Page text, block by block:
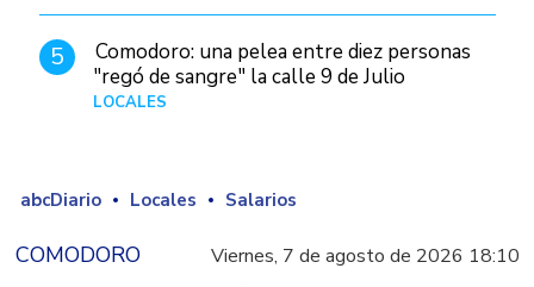
5
Comodoro: una pelea entre diez personas
"regó de sangre" la calle 9 de Julio
LOCALES
abcDiario Locales Salarios
COMODORO Viernes, 7 de agosto de 2026 18:10